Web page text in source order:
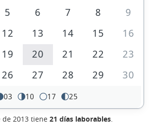
5 6 7 8
9
12 13 14 15
16
19 20 21 22
23
26 27 28 29 30
03 10 17 25
de 2013 tiene 21 días laborables.